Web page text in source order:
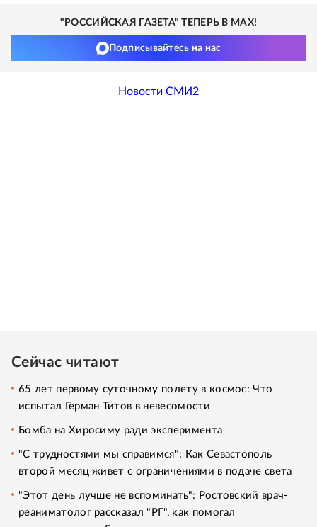
"РОССИЙСКАЯ ГАЗЕТА" ТЕПЕРЬ В MAX!
Подписывайтесь на нас
Новости СМИ2
Сейчас читают
65 лет первому суточному полету в космос: Что
испытал Герман Титов в невесомости
Бомба на Хиросиму ради эксперимента
"С трудностями мы справимся": Как Севастополь
второй месяц живет с ограничениями в подаче света
"Этот день лучше не вспоминать": Ростовский врач-
реаниматолог рассказал "РГ", как помогал